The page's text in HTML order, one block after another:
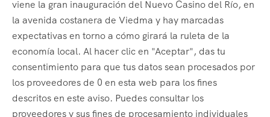
viene la gran inauguración del Nuevo Casino del Río, en
la avenida costanera de Viedma y hay marcadas
expectativas en torno a cómo girará la ruleta de la
economía local. Al hacer clic en "Aceptar", das tu
consentimiento para que tus datos sean procesados por
los proveedores de 0 en esta web para los fines
descritos en este aviso. Puedes consultar los
proveedores y sus fines de procesamiento individuales